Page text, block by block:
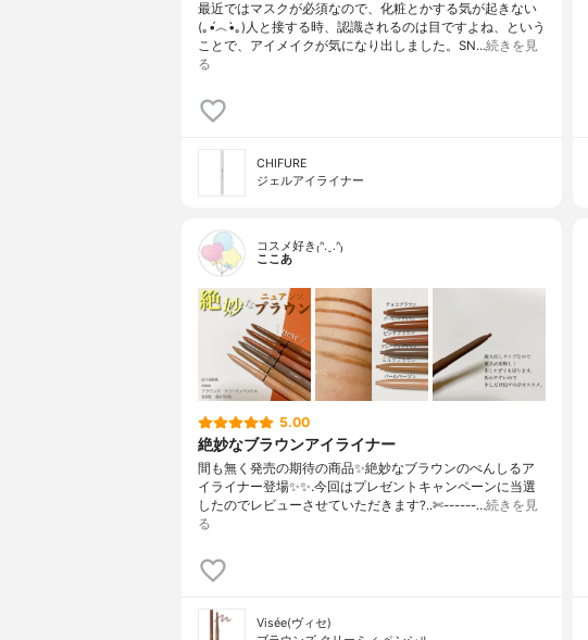
最近ではマスクが必須なので、化粧とかする気が起きない
(｡•́︿•̀｡)人と接する時、認識されるのは目ですよね、という
ことで、アイメイクが気になり出しました。SN…続きを見
る
CHIFURE
ジェルアイライナー
コスメ好き₍ᐢ.ˬ.ᐢ₎
ここあ
5.00
絶妙なブラウンアイライナー
間も無く発売の期待の商品✨絶妙なブラウンのぺんしるア
イライナー登場✨✨.今回はプレゼントキャンペーンに当選
したのでレビューさせていただきます?..✄------…続きを見
る
Visée(ヴィセ)